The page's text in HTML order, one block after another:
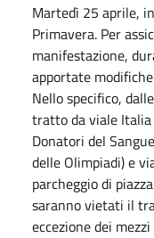
Martedì 25 aprile,
Primavera. Per
manifestazione,
apportate
Nello specifico,
tratto da viale Italia
Donatori del
delle Olimpiadi) e
parcheggio di
saranno vietati il
eccezione dei